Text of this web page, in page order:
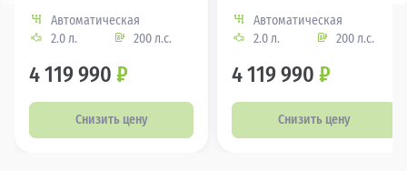
Автоматическая
2.0 л.
200 л.с.
4 119 990 ₽
Снизить цену
Автоматическая
2.0 л.
200 л.с.
4 119 990 ₽
Снизить цену